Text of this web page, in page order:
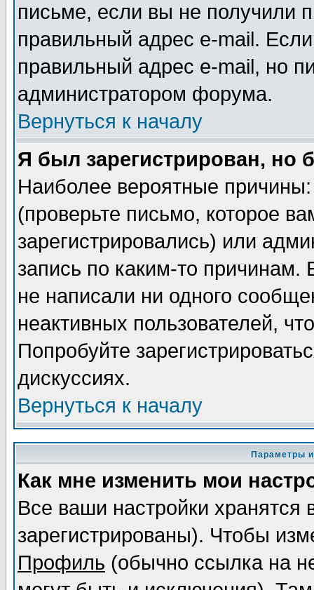
письме, если вы не получили
правильный адрес e-mail.
правильный адрес e-mail, но
администратором форума.
Вернуться к началу
Я был зарегистрирован, но
Наиболее вероятные
(проверьте письмо, которое
зарегистрировались) или
запись по каким-то
не написали ни одного
неактивных пользователей,
Попробуйте
дискуссиях.
Вернуться к началу
Параметры
Как мне изменить мои
Все ваши настройки
зарегистрированы). Чтобы
Профиль (обычно ссылка на